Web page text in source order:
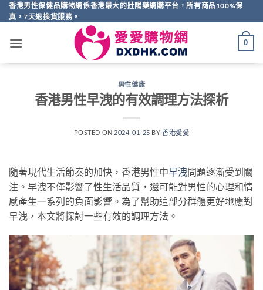
Skip
to
香港男性保健品購物網係香港最大的壯陽藥網購平台，所有商品100%保
真，7天退換貨服務。
0
男性健康
香港男性早洩的有效調理方法探析
POSTED ON 2024-01-25 BY香港愛愛
隨著現代生活節奏的加快，香港男性中早洩問題逐漸受到關
注。早洩不僅影響了性生活品質，還可能對男性的心理和情
感產生一系列的負面影響。為了幫助這部分群體更好地應對
早洩，本文將探討一些有效的調理方法。